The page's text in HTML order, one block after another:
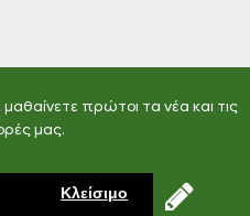
Κλείσιμο
πρώτοι τα νέα και τις
μας.